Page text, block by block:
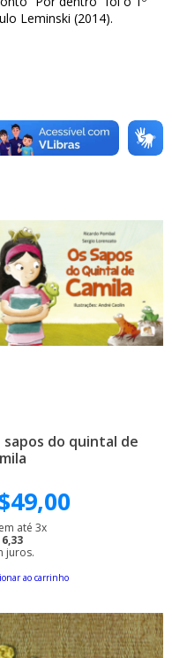
Leminski (2014).
sapos do quintal de
49,00
até 3x
juros.
ao carrinho